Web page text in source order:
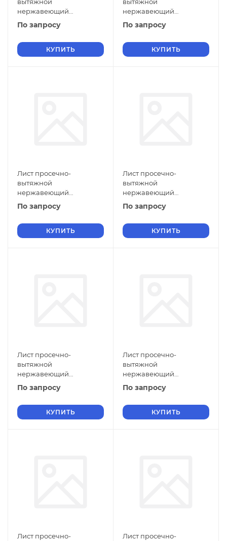
нержавеющий
5х800х2500 мм ПВЛ 308
12Х17 ГОСТ 8706-78
По запросу
КУПИТЬ
нержавеющий
5х710х2000 мм ПВЛ 308
12Х17 ГОСТ 8706-78
По запросу
КУПИТЬ
Лист просечно-
вытяжной
нержавеющий
5х600х1500 мм ПВЛ 308
12Х17 ГОСТ 8706-78
По запросу
КУПИТЬ
Лист просечно-
вытяжной
нержавеющий
5х500х3000 мм ПВЛ 308
12Х17 ГОСТ 8706-78
По запросу
КУПИТЬ
Лист просечно-
вытяжной
нержавеющий
5х1400х1500 мм ПВЛ 308
12Х18Н10Т ГОСТ 8706-78
По запросу
КУПИТЬ
Лист просечно-
вытяжной
нержавеющий
5х1250х3000 мм ПВЛ 308
12Х18Н10Т ГОСТ 8706-78
По запросу
КУПИТЬ
Лист просечно-
Лист просечно-